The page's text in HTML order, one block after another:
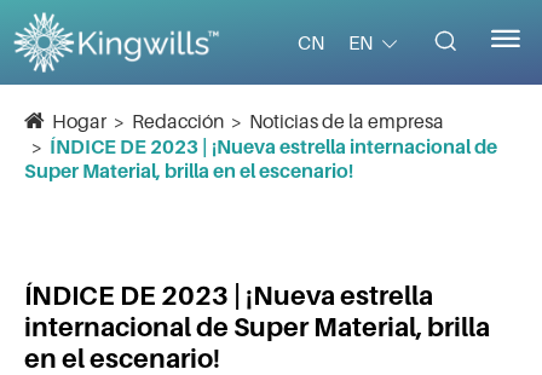
CN EN  
Hogar Redacción
Noticias de la empresa
ÍNDICE DE 2023 | ¡Nueva estrella internacional de
Super Material, brilla en el escenario!
ÍNDICE DE 2023 | ¡Nueva estrella
internacional de Super Material, brilla
en el escenario!